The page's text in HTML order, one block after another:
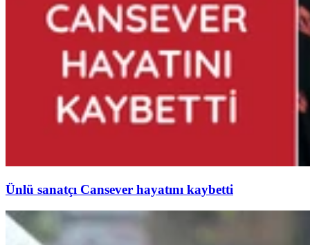
Ünlü sanatçı Cansever hayatını kaybetti